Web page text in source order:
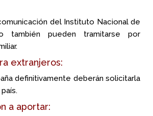
del Instituto Nacional de
también pueden tramitarse por
extranjeros:
definitivamente deberán solicitarla
a aportar: